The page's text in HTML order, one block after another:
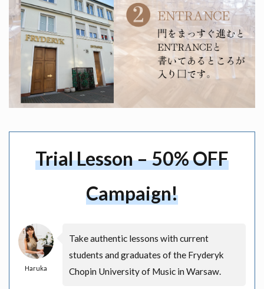
Trial Lesson – 50% OFF
Campaign!
Haruka
Take authentic lessons with current
students and graduates of the Fryderyk
Chopin University of Music in Warsaw.